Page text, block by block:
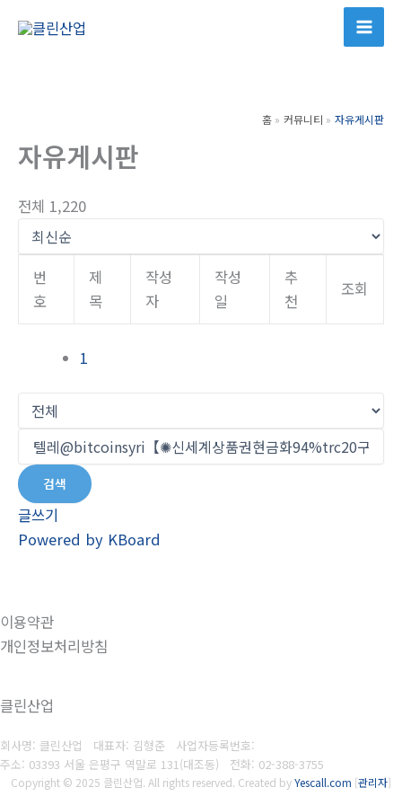
홈 커뮤니티 자유게시판
자유게시판
전체 1,220
번
호
제
목
작성
자
작성
일
추
천
조회
1
검색
글쓰기
Powered by KBoard
이용약관
개인정보처리방침
클린산업
회사명: 클린산업 대표자: 김형준 사업자등록번호:
주소: 03393 서울 은평구 역말로 131(대조동) 전화: 02-388-3755
Copyright © 2025 클린산업. All rights reserved. Created byYescall.com [관리자]